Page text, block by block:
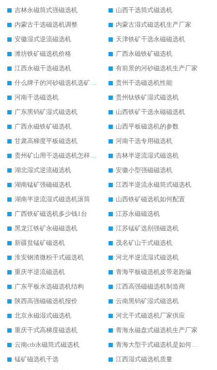
吉林永磁筒式强磁选机
山西干选筒式磁选机
内蒙古干选磁选机调整
内蒙古湿式磁选机生产厂家
安徽湿式逆流磁选机
天津铁矿干选永磁磁选机
潍坊铁矿磁选机价格
广西永磁铁矿磁选机
江西永磁干选磁选机
有前景的河砂磁选机生产厂家
什么牌子的河砂磁选机选矿效果好
贵州干选磁选机性能
河南干选磁选机
贵州钛铁矿湿式磁选机
广东黑钨矿湿式磁选机
山西铁矿干选永磁磁选机
广西永磁铁矿磁选机
山西平板磁选机的参数
甘肃高梯度平板磁选机
河南干选专用磁选机
贵州矿山用干选磁选机怎样调磁
吉林半逆流湿式磁选机
湖北湿式逆流磁选机
安徽小型强磁磁选机
湖南锰矿强磁磁选机
江西半逆流永磁筒式磁选机
湖南半逆流湿式磁选机滚筒
山西铁矿磁选机如何配置
广西铁矿磁选机多少钱1台
江苏永磁磁选机
黑龙江铁矿永磁磁选机
江苏锰矿选别强磁选机
新疆贫锰矿磁选机
茂名矿山干式磁选机
淮安钢渣微粉干式磁选机
河北半逆流湿式磁选机
重庆半逆流磁选机
青海平板磁选机皮带老跑偏
广东平板水选磁选机结构
江西高强磁磁选机制造商
陕西高强磁磁选机报价
云南黑钨矿湿式磁选机
北京永磁湿式磁选机
河北干式磁选机厂家供应
重庆干式高梯度磁选机
青海永磁盘式磁选机生产厂家
云南ctb永磁筒式磁选机
青海大型干式磁选机是如何选矿的
锰矿磁选机干选
江西湿式磁选机质量